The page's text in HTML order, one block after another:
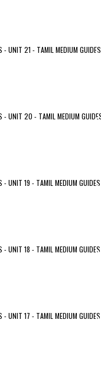
- UNIT 21 - TAMIL MEDIUM GUIDES
- UNIT 20 - TAMIL MEDIUM
- UNIT 19 - TAMIL MEDIUM GUIDES
- UNIT 18 - TAMIL MEDIUM GUIDES
- UNIT 17 - TAMIL MEDIUM GUIDES